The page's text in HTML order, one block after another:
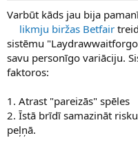
u
z
s
ā
c
ē
s
u
m
s
Varbūt kāds jau bija
likmju biržas Betfair
sistēmu
savu personīgo variāciju.
faktoros:
1. Atrast "pareizās" spēles
2. Īstā brīdī samazināt
peļņā.